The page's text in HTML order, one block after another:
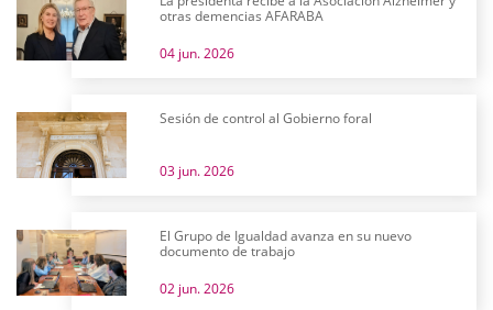
otras demencias AFARABA
04 jun. 2026
Sesión de control al Gobierno foral
03 jun. 2026
El Grupo de Igualdad avanza en su nuevo
documento de trabajo
02 jun. 2026